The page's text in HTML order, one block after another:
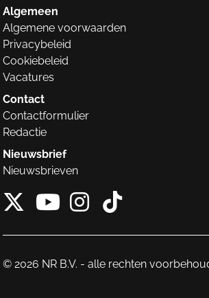
Algemeen
Algemene voorwaarden
Privacybeleid
Cookiebeleid
Vacatures
Contact
Contactformulier
Redactie
Nieuwsbrief
Nieuwsbrieven
X van NieuwRechts
Instagram
Tiktok
© 2026 NR B.V. - alle rechten